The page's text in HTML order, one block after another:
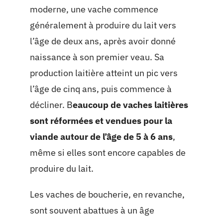
moderne, une vache commence
généralement à produire du lait vers
l’âge de deux ans, après avoir donné
naissance à son premier veau. Sa
production laitière atteint un pic vers
l’âge de cinq ans, puis commence à
décliner. Beaucoup de vaches laitières
sont réformées et vendues pour la
viande autour de l’âge de 5 à 6 ans,
même si elles sont encore capables de
produire du lait.
Les vaches de boucherie, en revanche,
sont souvent abattues à un âge